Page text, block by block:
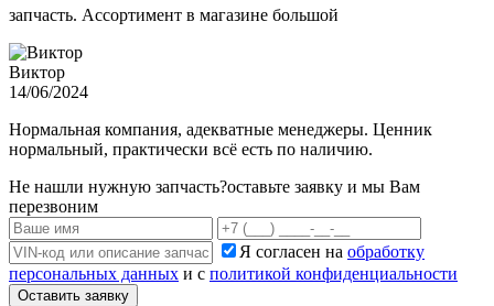
запчасть. Ассортимент в магазине большой
Виктор
14/06/2024
Нормальная компания, адекватные менеджеры. Ценник
нормальный, практически всё есть по наличию.
Не нашли нужную запчасть?оставьте заявку и мы Вам
перезвоним
Я согласен на обработку
персональных данных и с политикой конфиденциальности
Оставить заявку